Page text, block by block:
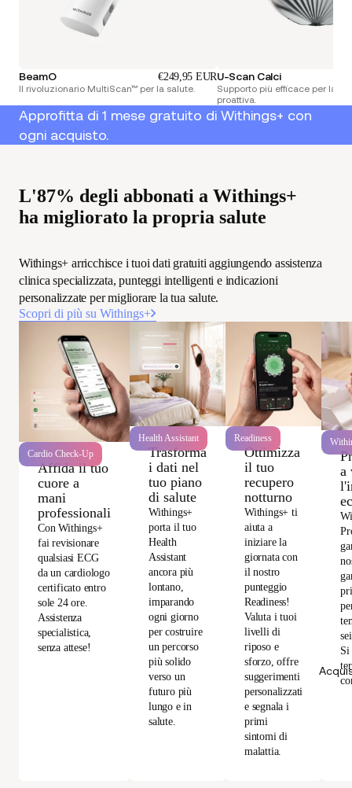
BeamO €249,95 EUR
Il rivoluzionario MultiScan™ per la salute.
U-Scan Calci
Supporto più efficace per la
proattiva.
Approfitta di 1 mese gratuito di Withings+ con
ogni acquisto.
L'87% degli abbonati a Withings+
ha migliorato la propria salute
Withings+ arricchisce i tuoi dati gratuiti aggiungendo assistenza
clinica specializzata, punteggi intelligenti e indicazioni
personalizzate per migliorare la tua salute.
Scopri di più su Withings+
Cardio Check-Up
Affida il tuo
cuore a
mani
professionali
Con Withings+
fai revisionare
qualsiasi ECG
da un cardiologo
certificato entro
sole 24 ore.
Assistenza
specialistica,
senza attese!
Health Assistant
Trasforma
i dati nel
tuo piano
di salute
Withings+
porta il tuo
Health
Assistant
ancora più
lontano,
imparando
ogni giorno
per costruire
un percorso
più solido
verso un
futuro più
lungo e in
salute.
Readiness
Ottimizza
il tuo
recupero
notturno
Withings+ ti
aiuta a
iniziare la
giornata con
il nostro
punteggio
Readiness!
Valuta i tuoi
livelli di
riposo e
sforzo, offre
suggerimenti
personalizzati
e segnala i
primi
sintomi di
malattia.
a
Si